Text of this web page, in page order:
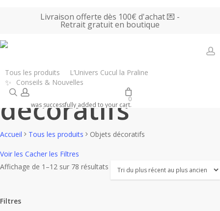
content
Livraison offerte dès 100€ d'achat 💌 -
Retrait gratuit en boutique
Tous les produits L’Univers Cucul la Praline
✨ Conseils & Nouvelles
searchaccount
0
was successfully added to your cart.
Objets
décoratifs
Accueil Tous les produits Objets décoratifs
Voir les Cacher les Filtres
Affichage de 1–12 sur 78 résultats Trié
du
Filtres